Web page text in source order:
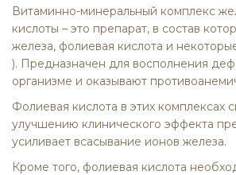
Витаминно-минеральный комплекс
кислоты – это препарат, в состав
железа, фолиевая кислота и
). Предназначен для восполнения
организме и оказывают
Фолиевая кислота в этих комплексах
улучшению клинического эффекта
усиливает всасывание ионов железа.
Кроме того, фолиевая кислота